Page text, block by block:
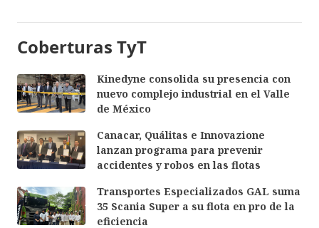
Coberturas TyT
Kinedyne consolida su presencia con
nuevo complejo industrial en el Valle
de México
Canacar, Quálitas e Innovazione
lanzan programa para prevenir
accidentes y robos en las flotas
Transportes Especializados GAL suma
35 Scania Super a su flota en pro de la
eficiencia